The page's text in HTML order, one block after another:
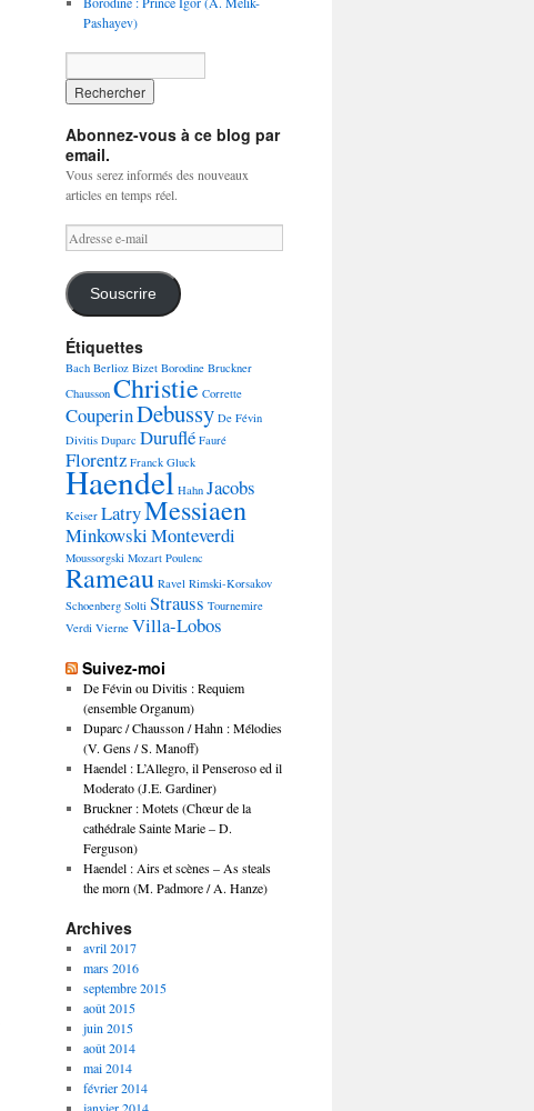
Pashayev)
Abonnez-vous à ce blog par
email.
Vous serez informés des nouveaux
articles en temps réel.
Adresse
e-
mail
Souscrire
Étiquettes
Bach Berlioz Bizet Borodine Bruckner
Chausson Christie Corrette
CouperinDebussy De Févin
Divitis Duparc Duruflé Fauré
Florentz Franck Gluck
Haendel Hahn Jacobs
Keiser LatryMessiaen
MinkowskiMonteverdi
Moussorgski Mozart Poulenc
Rameau Ravel Rimski-Korsakov
Schoenberg Solti Strauss Tournemire
Verdi Vierne Villa-Lobos
Suivez-moi
De Févin ou Divitis : Requiem
(ensemble Organum)
Duparc / Chausson / Hahn : Mélodies
(V. Gens / S. Manoff)
Haendel : L’Allegro, il Penseroso ed il
Moderato (J.E. Gardiner)
Bruckner : Motets (Chœur de la
cathédrale Sainte Marie – D.
Ferguson)
Haendel : Airs et scènes – As steals
the morn (M. Padmore / A. Hanze)
Archives
avril 2017
mars 2016
septembre 2015
août 2015
juin 2015
août 2014
mai 2014
février 2014